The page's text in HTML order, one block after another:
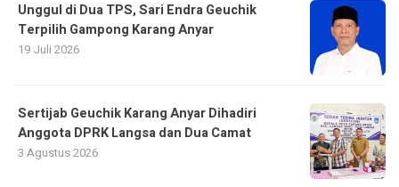
Unggul di Dua TPS, Sari Endra Geuchik
Terpilih Gampong Karang Anyar
19 Juli 2026
Sertijab Geuchik Karang Anyar Dihadiri
Anggota DPRK Langsa dan Dua Camat
3 Agustus 2026